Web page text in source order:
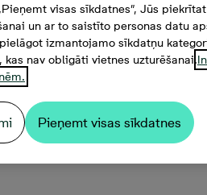
41,4 м²
visas sīkdatnes”, Jūs
un ar to saistīto personas datu
izmantojamo sīkdatņu
nav obligāti vietnes uzturēšanai.
Pieņemt visas sīkdatnes